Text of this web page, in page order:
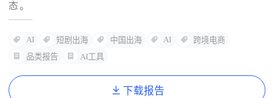
态。
AI 短剧出海 中国出海 AI
跨境电商
品类报告
AI工具
下载报告